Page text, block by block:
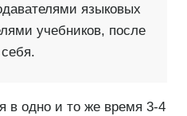
языковых
учебников, после
в одно и то же время 3-4